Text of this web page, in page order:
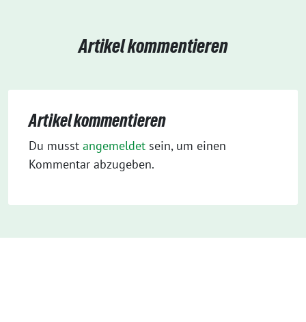
Artikel kommentieren
Artikel kommentieren
Du musst angemeldet sein, um einen
Kommentar abzugeben.